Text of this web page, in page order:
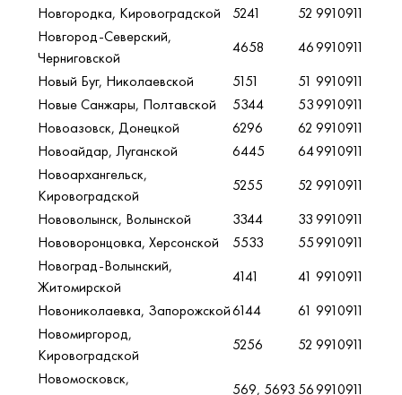
Новгородка, Кировоградской
5241 52 9910911
Новгород-Северский,
Черниговской
4658 469910911
Новый Буг, Николаевской
5151 51 9910911
Новые Санжары, Полтавской
5344 539910911
Новоазовск, Донецкой
6296 62 9910911
Новоайдар, Луганской
6445 649910911
Новоархангельск,
Кировоградской
5255 52 9910911
Нововолынск, Волынской
3344 339910911
Нововоронцовка, Херсонской
5533 559910911
Новоград-Волынский,
Житомирской
4141 41 9910911
Новониколаевка, Запорожской6144 61 9910911
Новомиргород,
Кировоградской
5256 52 9910911
Новомосковск,
569, 5693 569910911